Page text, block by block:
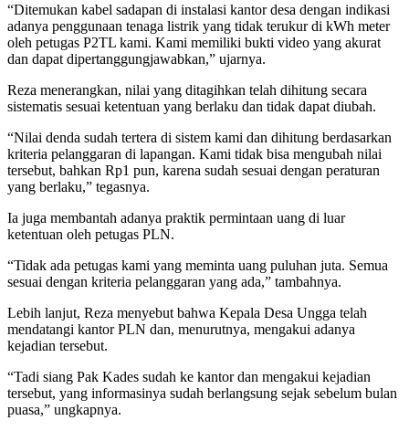
“Ditemukan kabel sadapan di instalasi kantor desa dengan indikasi
adanya penggunaan tenaga listrik yang tidak terukur di kWh meter
oleh petugas P2TL kami. Kami memiliki bukti video yang akurat
dan dapat dipertanggungjawabkan,” ujarnya.
Reza menerangkan, nilai yang ditagihkan telah dihitung secara
sistematis sesuai ketentuan yang berlaku dan tidak dapat diubah.
“Nilai denda sudah tertera di sistem kami dan dihitung berdasarkan
kriteria pelanggaran di lapangan. Kami tidak bisa mengubah nilai
tersebut, bahkan Rp1 pun, karena sudah sesuai dengan peraturan
yang berlaku,” tegasnya.
Ia juga membantah adanya praktik permintaan uang di luar
ketentuan oleh petugas PLN.
“Tidak ada petugas kami yang meminta uang puluhan juta. Semua
sesuai dengan kriteria pelanggaran yang ada,” tambahnya.
Lebih lanjut, Reza menyebut bahwa Kepala Desa Ungga telah
mendatangi kantor PLN dan, menurutnya, mengakui adanya
kejadian tersebut.
“Tadi siang Pak Kades sudah ke kantor dan mengakui kejadian
tersebut, yang informasinya sudah berlangsung sejak sebelum bulan
puasa,” ungkapnya.